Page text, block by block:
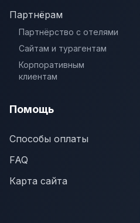
Партнёрам
Партнёрство с отелями
Сайтам и турагентам
Корпоративным
клиентам
Помощь
Способы оплаты
FAQ
Карта сайта